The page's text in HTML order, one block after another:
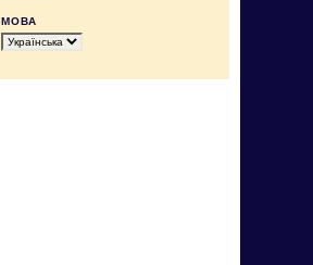
МОВА